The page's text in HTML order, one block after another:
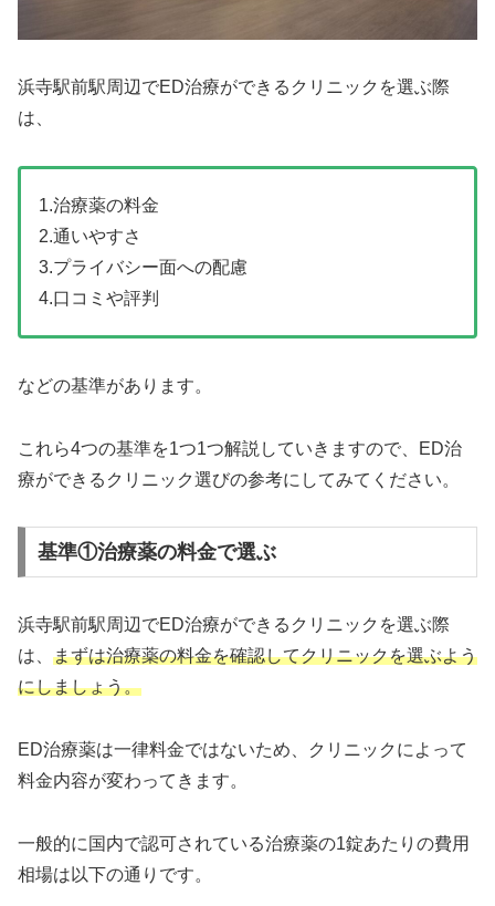
浜寺駅前駅周辺でED治療ができるクリニックを選ぶ際
は、
1.治療薬の料金
2.通いやすさ
3.プライバシー面への配慮
4.口コミや評判
などの基準があります。
これら4つの基準を1つ1つ解説していきますので、ED治
療ができるクリニック選びの参考にしてみてください。
基準①治療薬の料金で選ぶ
浜寺駅前駅周辺でED治療ができるクリニックを選ぶ際
は、 まずは治療薬の料金を確認してクリニックを選ぶよう
にしましょう。
ED治療薬は一律料金ではないため、クリニックによって
料金内容が変わってきます。
一般的に国内で認可されている治療薬の1錠あたりの費用
相場は以下の通りです。